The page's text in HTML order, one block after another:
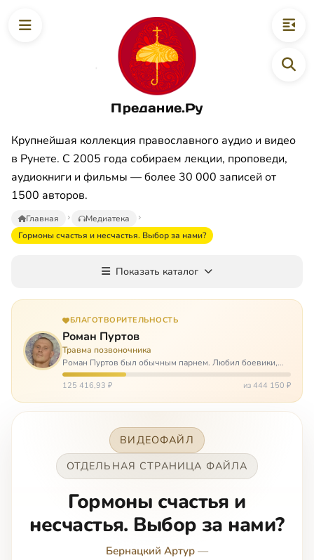
Предание.Ру
Крупнейшая коллекция православного аудио и видео
в Рунете. С 2005 года собираем лекции, проповеди,
аудиокниги и фильмы — более 30 000 записей от
1500 авторов.
Главная
Медиатека
Гормоны счастья и несчастья. Выбор за нами?
Показать каталог
БЛАГОТВОРИТЕЛЬНОСТЬ
Роман Пуртов
Травма позвоночника
Роман Пуртов был обычным парнем. Любил боевики,
хорошие автомобили, был не дурак поиграть в комп,
любил жену и обожал дочь. А потом, будучи
125 416,93 ₽ из 444 150 ₽
ВИДЕОФАЙЛ
ОТДЕЛЬНАЯ СТРАНИЦА ФАЙЛА
Гормоны счастья и
несчастья. Выбор за нами?
Бернацкий Артур —